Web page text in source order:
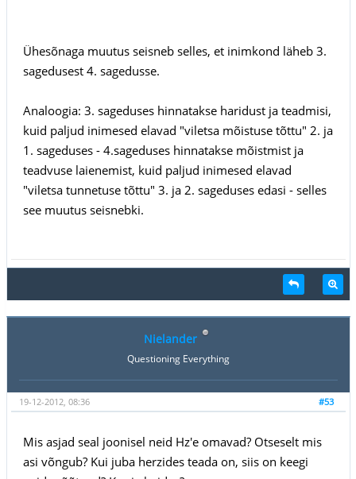
Ühesõnaga muutus seisneb selles, et inimkond läheb 3.
sagedusest 4. sagedusse.
Analoogia: 3. sageduses hinnatakse haridust ja teadmisi,
kuid paljud inimesed elavad "viletsa mõistuse tõttu" 2. ja
1. sageduses - 4.sageduses hinnatakse mõistmist ja
teadvuse laienemist, kuid paljud inimesed elavad
"viletsa tunnetuse tõttu" 3. ja 2. sageduses edasi - selles
see muutus seisnebki.
Nielander
Questioning Everything
#53
19-12-2012, 08:36
Mis asjad seal joonisel neid Hz'e omavad? Otseselt mis
asi võngub? Kui juba herzides teada on, siis on keegi